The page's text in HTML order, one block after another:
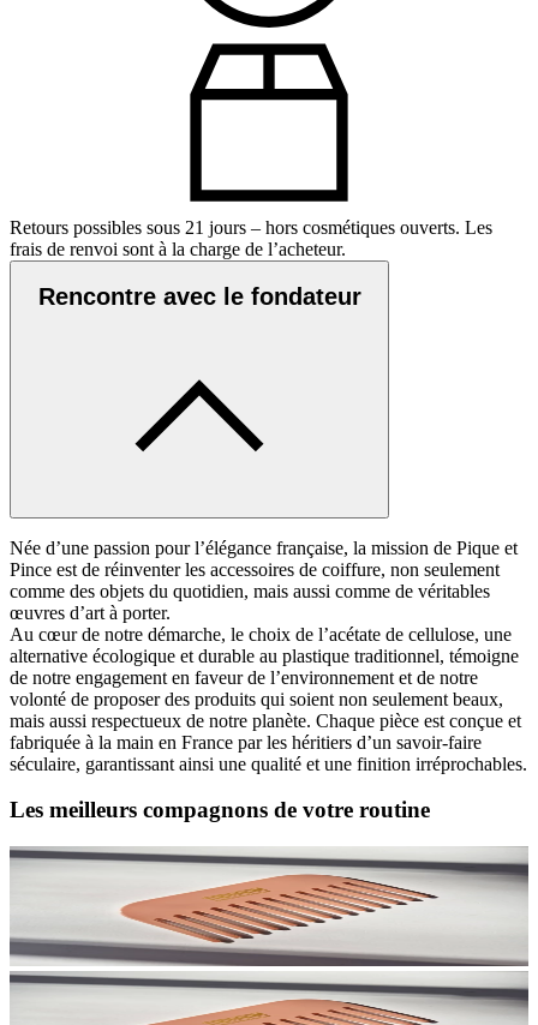
Retours possibles sous 21 jours – hors cosmétiques ouverts. Les
frais de renvoi sont à la charge de l’acheteur.
Rencontre avec le fondateur
Née d’une passion pour l’élégance française, la mission de Pique et
Pince est de réinventer les accessoires de coiffure, non seulement
comme des objets du quotidien, mais aussi comme de véritables
œuvres d’art à porter.
Au cœur de notre démarche, le choix de l’acétate de cellulose, une
alternative écologique et durable au plastique traditionnel, témoigne
de notre engagement en faveur de l’environnement et de notre
volonté de proposer des produits qui soient non seulement beaux,
mais aussi respectueux de notre planète. Chaque pièce est conçue et
fabriquée à la main en France par les héritiers d’un savoir-faire
séculaire, garantissant ainsi une qualité et une finition irréprochables.
Les meilleurs compagnons de votre routine